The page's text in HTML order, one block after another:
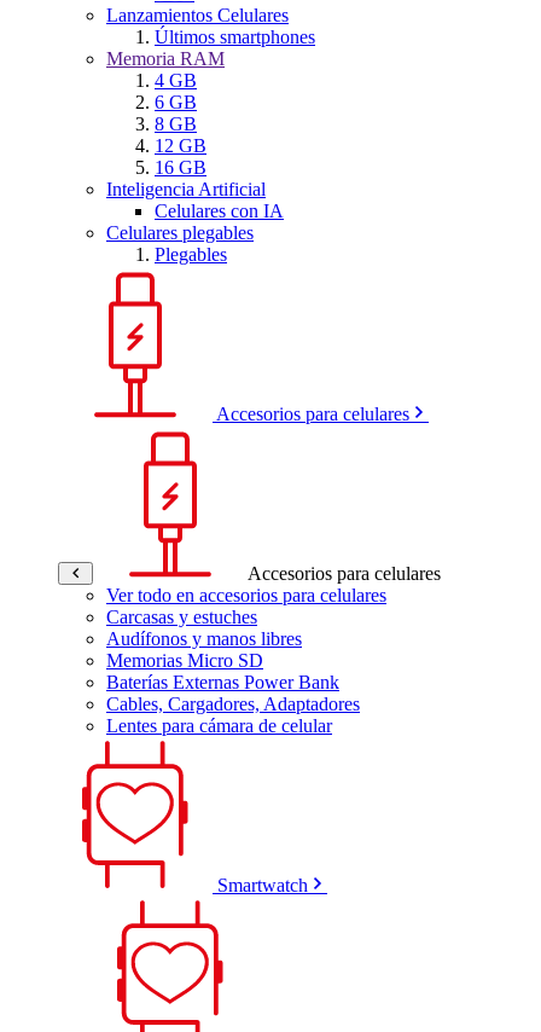
Lanzamientos Celulares
Últimos smartphones
Memoria RAM
4 GB
6 GB
8 GB
12 GB
16 GB
Inteligencia Artificial
Celulares con IA
Celulares plegables
Plegables
Accesorios para celulares
Accesorios para celulares
Ver todo en accesorios para celulares
Carcasas y estuches
Audífonos y manos libres
Memorias Micro SD
Baterías Externas Power Bank
Cables, Cargadores, Adaptadores
Lentes para cámara de celular
Smartwatch